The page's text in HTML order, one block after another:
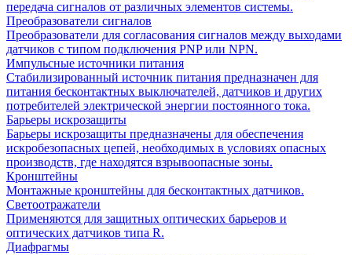
передача сигналов от различных элементов системы.
Преобразователи сигналов
Преобразователи для согласования сигналов между выходами
датчиков с типом подключения PNP или NPN.
Импульсные источники питания
Стабилизированный источник питания предназначен для
питания бесконтактных выключателей, датчиков и других
потребителей электрической энергии постоянного тока.
Барьеры искрозащиты
Барьеры искрозащиты предназначены для обеспечения
искробезопасных цепей, необходимых в условиях опасных
производств, где находятся взрывоопасные зоны.
Кронштейны
Монтажные кронштейны для бесконтактных датчиков.
Светоотражатели
Применяются для защитных оптических барьеров и
оптических датчиков типа R.
Диафрагмы